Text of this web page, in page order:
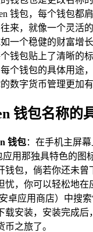
钱包，每个钱包都
来，就像一个灵活
一个稳健的财富增
钱包贴上了清晰的
个钱包的具体用途
数字货币管理更加有
钱包名称的
钱包：在手机主屏
应用那独具特色的图
钱包，倘若你还未曾
忧，你可以轻松地在
卓应用商店）中搜
载安装，安装完成后
币之旅了。